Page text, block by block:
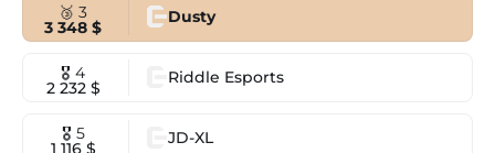
🥉 3
3 348 $
Dusty
🎖 4
2 232 $
Riddle Esports
🎖 5
1 116 $
JD-XL